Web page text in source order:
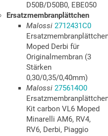
D50B/D50B0, EBE050
Ersatzmembranplättchen
Malossi 2712431C0
Moped Derbi für
Originalmembran (3
Stärken
0,30/0,35/0,40mm)
Malossi 275614O0
Kit carbon VL6 Moped
Minarelli AM6, RV4,
RV6, Derbi, Piaggio